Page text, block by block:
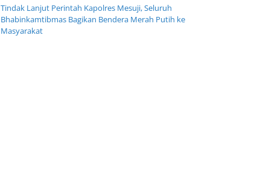
Tindak Lanjut Perintah Kapolres Mesuji, Seluruh
Bhabinkamtibmas Bagikan Bendera Merah Putih ke
Masyarakat